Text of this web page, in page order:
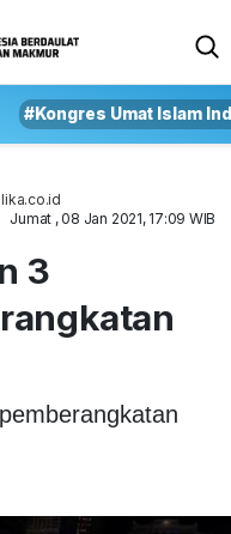
#Kongres Umat Islam
Jumat , 08 Jan 2021, 17:09 WIB
3